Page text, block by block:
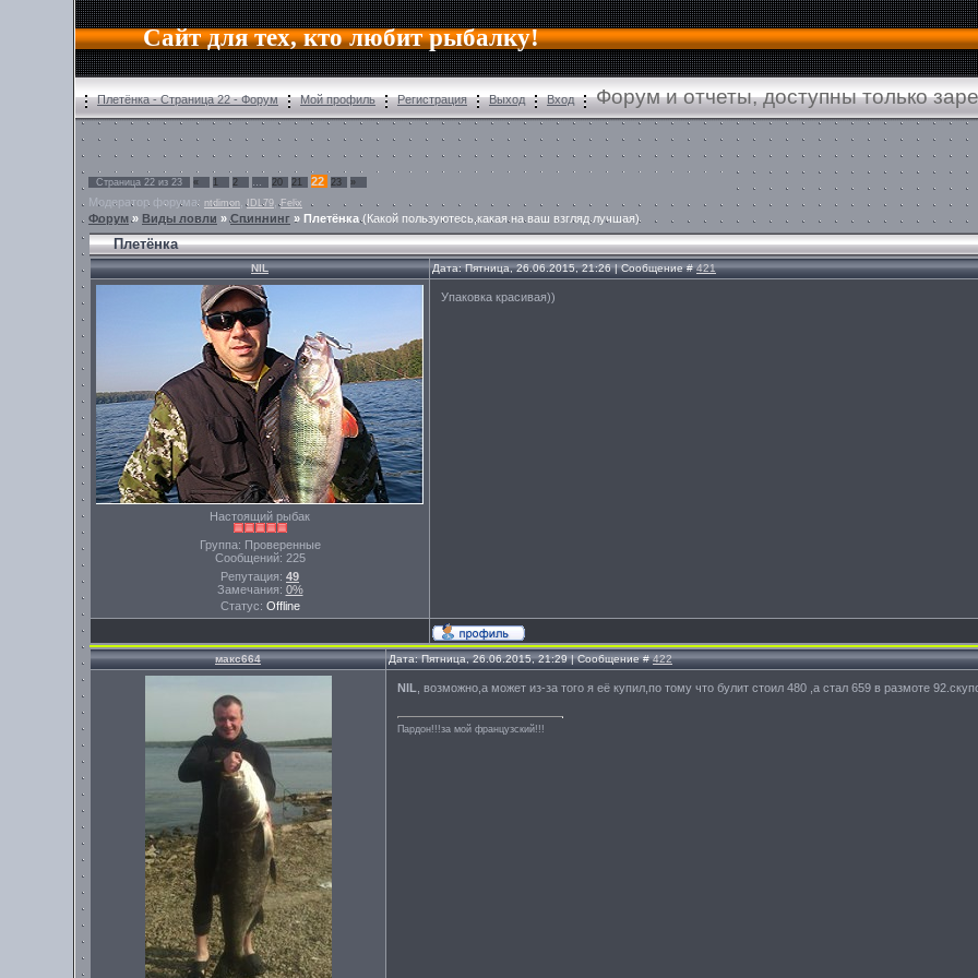
Сайт для тех, кто любит рыбалку!
Плетёнка - Страница 22 - Форум Мой профиль Регистрация Выход Вход Форум и отчеты, доступны только
Страница 22 из 23 « 1 2 … 20 21 22 23 »
Модератор форума: ntdimon ,IDL79 , Felix
Форум» Виды ловли »Спиннинг » Плетёнка (Какой пользуютесь,какая на ваш взгляд лучшая)
Плетёнка
NIL Дата: Пятница, 26.06.2015, 21:26 | Сообщение #421
Настоящий рыбак
Группа: Проверенные
Сообщений: 225
Репутация: 49
Замечания: 0%
Статус: Offline
Упаковка красивая))
макс664 Дата: Пятница, 26.06.2015, 21:29 | Сообщение #422
NIL , возможно,а может из-за того я её купил,по тому что булит стоил 480 ,а стал 659 в размоте
Пардон!!!за мой французский!!!